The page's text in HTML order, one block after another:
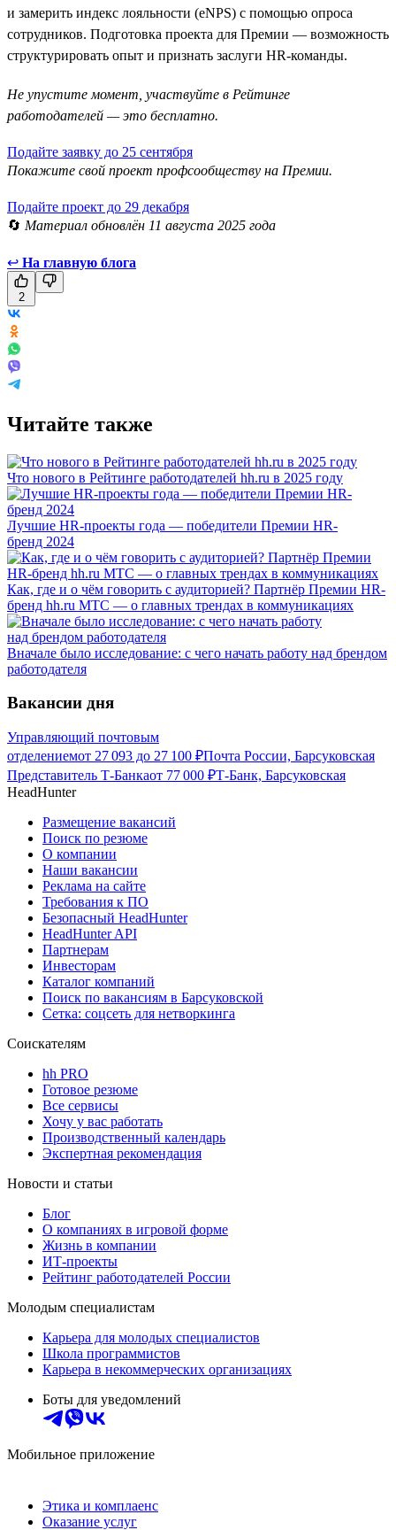
и замерить индекс лояльности (eNPS) с помощью опроса
сотрудников. Подготовка проекта для Премии — возможность
структурировать опыт и признать заслуги HR-команды.
Не упустите момент, участвуйте в Рейтинге
работодателей — это бесплатно.
Подайте заявку до 25 сентября
Покажите свой проект профсообществу на Премии.
Подайте проект до 29 декабря
🔄 Материал обновлён 11 августа 2025 года
↩ На главную блога
2
Читайте также
Что нового в Рейтинге работодателей hh.ru в 2025 году
Лучшие HR-проекты года — победители Премии HR-
бренд 2024
Как, где и о чём говорить с аудиторией? Партнёр Премии HR-
бренд hh.ru МТС — о главных трендах в коммуникациях
Вначале было исследование: с чего начать работу над брендом
работодателя
Вакансии дня
Управляющий почтовым
отделениемот 27 093 до 27 100 ₽Почта России, Барсуковская
Представитель Т-Банкаот 77 000 ₽Т-Банк, Барсуковская
HeadHunter
Размещение вакансий
Поиск по резюме
О компании
Наши вакансии
Реклама на сайте
Требования к ПО
Безопасный HeadHunter
HeadHunter API
Партнерам
Инвесторам
Каталог компаний
Поиск по вакансиям в Барсуковской
Сетка: соцсеть для нетворкинга
Соискателям
hh PRO
Готовое резюме
Все сервисы
Хочу у вас работать
Производственный календарь
Экспертная рекомендация
Новости и статьи
Блог
О компаниях в игровой форме
Жизнь в компании
ИТ-проекты
Рейтинг работодателей России
Молодым специалистам
Карьера для молодых специалистов
Школа программистов
Карьера в некоммерческих организациях
Боты для уведомлений
Мобильное приложение
Этика и комплаенс
Оказание услуг